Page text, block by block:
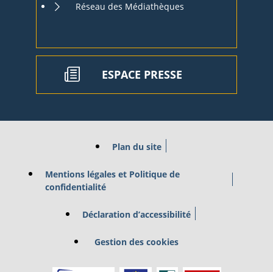
Réseau des Médiathèques
ESPACE PRESSE
Plan du site
Mentions légales et Politique de
confidentialité
Déclaration d’accessibilité
Gestion des cookies